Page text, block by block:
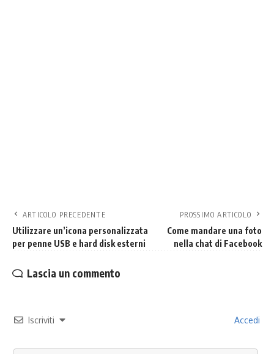
ARTICOLO PRECEDENTE
Utilizzare un’icona personalizzata
per penne USB e hard disk esterni
PROSSIMO ARTICOLO
Come mandare una foto
nella chat di Facebook
Lascia un commento
Iscriviti Accedi